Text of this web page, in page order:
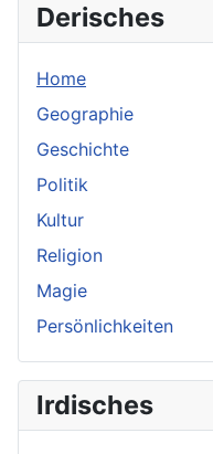
Derisches
Home
Geographie
Geschichte
Politik
Kultur
Religion
Magie
Persönlichkeiten
Irdisches